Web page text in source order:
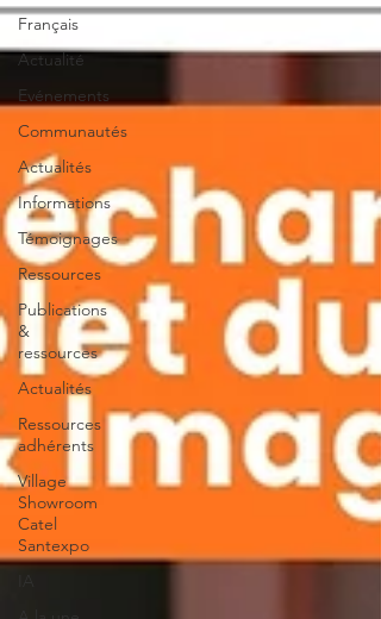
Français
Actualité
Evénements
Communautés
Actualités
Informations
Témoignages
Ressources
Publications
&
ressources
Actualités
Ressources
adhérents
Village
Showroom
Catel
Santexpo